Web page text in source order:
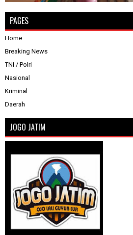
PAGES
Home
Breaking News
TNI / Polri
Nasional
Kriminal
Daerah
JOGO JATIM